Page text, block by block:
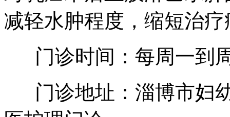
减轻水肿程度，缩短治疗
门诊时间：每周一到
门诊地址：淄博市妇